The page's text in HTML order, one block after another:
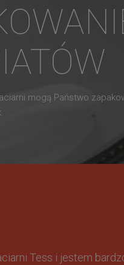
mogą Państwo
Tess i jestem